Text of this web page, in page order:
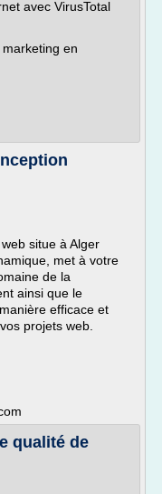
avec VirusTotal
en
situe à Alger
met à votre
de la
ainsi que le
efficace et
projets web.
qualité de